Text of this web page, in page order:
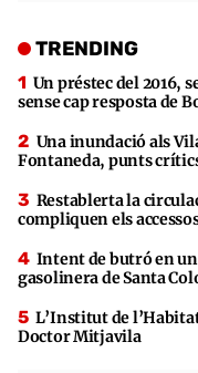
TRENDING
Un préstec del 2016,
sense cap resposta de
Una inundació als
Fontaneda, punts
Restablerta la
compliquen els
Intent de butró en
gasolinera de Santa
L’Institut de
Doctor Mitjavila